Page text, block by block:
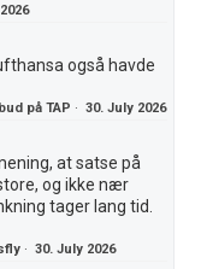
også havde
på TAP ·30. July 2026
at satse på
og ikke nær
tager lang tid.
·30. July 2026